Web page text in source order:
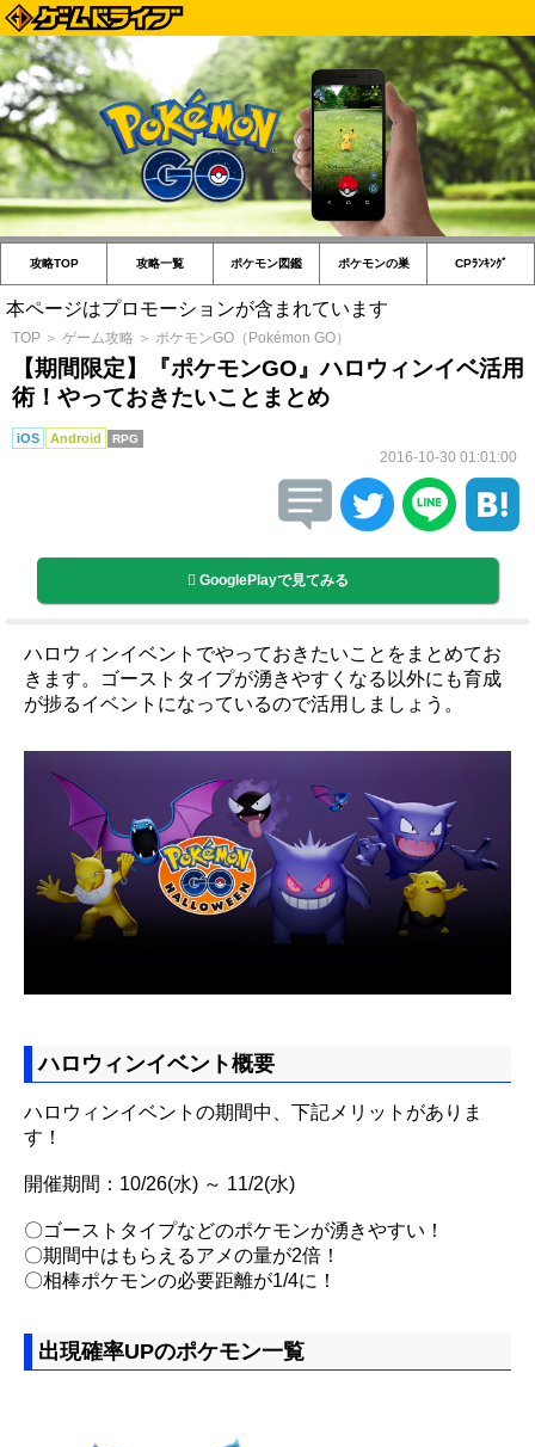
攻略TOP 攻略一覧 ポケモン図鑑 ポケモンの巣 CPﾗﾝｷﾝｸﾞ
本ページはプロモーションが含まれています
TOP ＞ ゲーム攻略 ＞ ポケモンGO（Pokémon GO）
【期間限定】『ポケモンGO』ハロウィンイベ活用
術！やっておきたいことまとめ
iOS Android RPG
2016-10-30 01:01:00
GooglePlayで見てみる
ハロウィンイベントでやっておきたいことをまとめてお
きます。ゴーストタイプが湧きやすくなる以外にも育成
が捗るイベントになっているので活用しましょう。
ハロウィンイベント概要
ハロウィンイベントの期間中、下記メリットがありま
す！
開催期間：10/26(水) ～ 11/2(水)
〇ゴーストタイプなどのポケモンが湧きやすい！
〇期間中はもらえるアメの量が2倍！
〇相棒ポケモンの必要距離が1/4に！
出現確率UPのポケモン一覧